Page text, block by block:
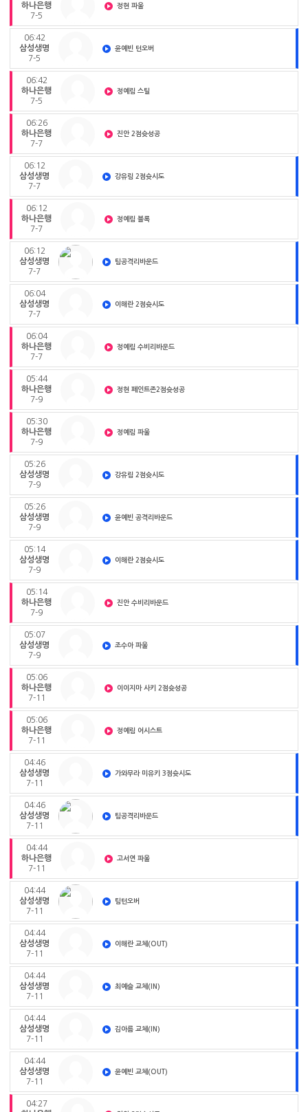
하나은행
7-5
정현 파울
06:42
삼성생명
7-5
윤예빈 턴오버
06:42
하나은행
7-5
정예림 스틸
06:26
하나은행
7-7
진안 2점슛성공
06:12
삼성생명
7-7
강유림 2점슛시도
06:12
하나은행
7-7
정예림 블록
06:12
삼성생명
7-7
팀공격리바운드
06:04
삼성생명
7-7
이해란 2점슛시도
06:04
하나은행
7-7
정예림 수비리바운드
05:44
하나은행
7-9
정현 페인트존2점슛성공
05:30
하나은행
7-9
정예림 파울
05:26
삼성생명
7-9
강유림 2점슛시도
05:26
삼성생명
7-9
윤예빈 공격리바운드
05:14
삼성생명
7-9
이해란 2점슛시도
05:14
하나은행
7-9
진안 수비리바운드
05:07
삼성생명
7-9
조수아 파울
05:06
하나은행
7-11
이이지마 사키 2점슛성공
05:06
하나은행
7-11
정예림 어시스트
04:46
삼성생명
7-11
가와무라 미유키 3점슛시도
04:46
삼성생명
7-11
팀공격리바운드
04:44
하나은행
7-11
고서연 파울
04:44
삼성생명
7-11
팀턴오버
04:44
삼성생명
7-11
이해란 교체(OUT)
04:44
삼성생명
7-11
최예슬 교체(IN)
04:44
삼성생명
7-11
김아름 교체(IN)
04:44
삼성생명
7-11
윤예빈 교체(OUT)
04:27